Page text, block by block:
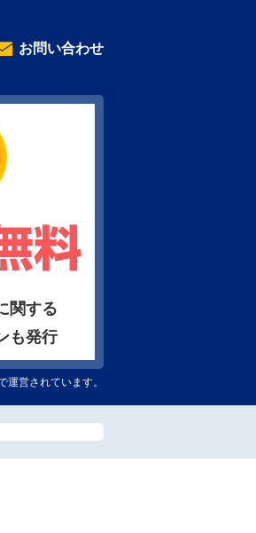
お問い合わせ
関する
も発行
営されています。